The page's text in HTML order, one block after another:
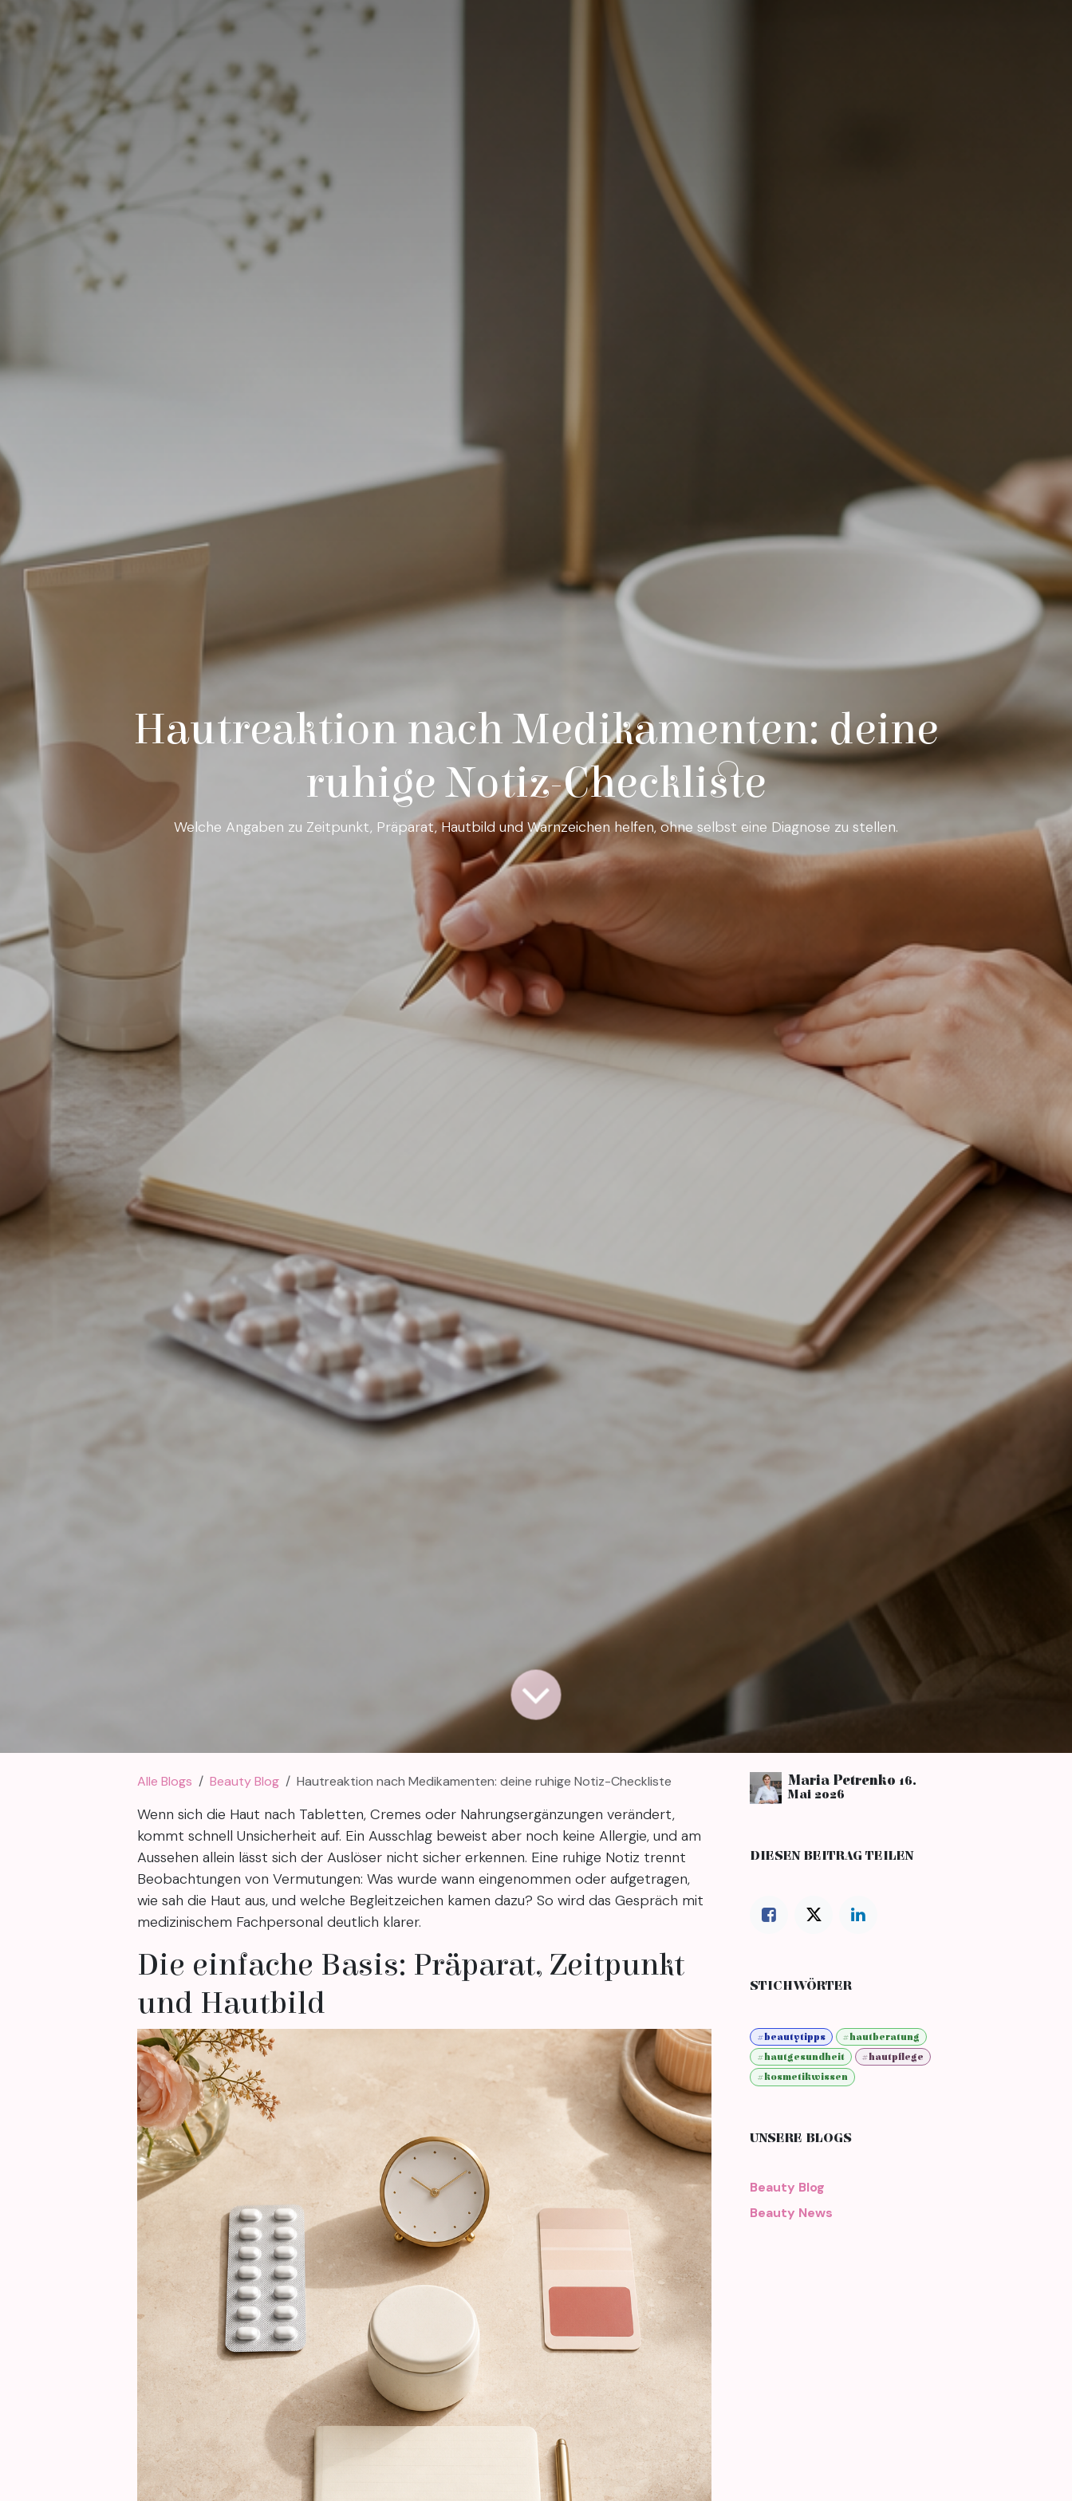
Hautreaktion nach Medikamenten: deine
ruhige Notiz-Checkliste
Welche Angaben zu Zeitpunkt, Präparat, Hautbild und Warnzeichen helfen, ohne selbst eine Diagnose zu stellen.
Alle Blogs Beauty Blog Hautreaktion nach Medikamenten: deine ruhige Notiz-Checkliste
Wenn sich die Haut nach Tabletten, Cremes oder Nahrungsergänzungen verändert,
kommt schnell Unsicherheit auf. Ein Ausschlag beweist aber noch keine Allergie, und am
Aussehen allein lässt sich der Auslöser nicht sicher erkennen. Eine ruhige Notiz trennt
Beobachtungen von Vermutungen: Was wurde wann eingenommen oder aufgetragen,
wie sah die Haut aus, und welche Begleitzeichen kamen dazu? So wird das Gespräch mit
medizinischem Fachpersonal deutlich klarer.
Die einfache Basis: Präparat, Zeitpunkt
und Hautbild
Maria Petrenko 16.
Mai 2026
DIESEN BEITRAG TEILEN
STICHWÖRTER
#beautytipps
#hautberatung
#hautgesundheit
#hautpflege
#kosmetikwissen
UNSERE BLOGS
Beauty Blog
Beauty News